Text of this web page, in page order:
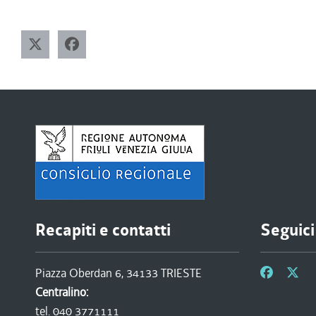
Recapiti e contatti
Piazza Oberdan 6, 34133 TRIESTE
Centralino:
tel. 040 3771111